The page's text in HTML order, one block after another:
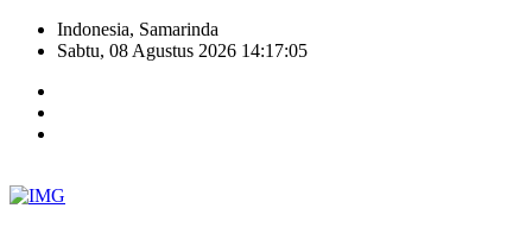
Indonesia, Samarinda
Sabtu, 08 Agustus 2026 14:17:06